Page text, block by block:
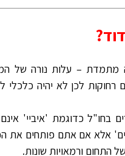
מתמדת – עלות נורה של
רחוקות לכן לא יהיה כלכלי
בחו"ל כדוגמת 'איביי' אינם
אלא אם אתם פותחים את
התחום ורמאויות שונות.